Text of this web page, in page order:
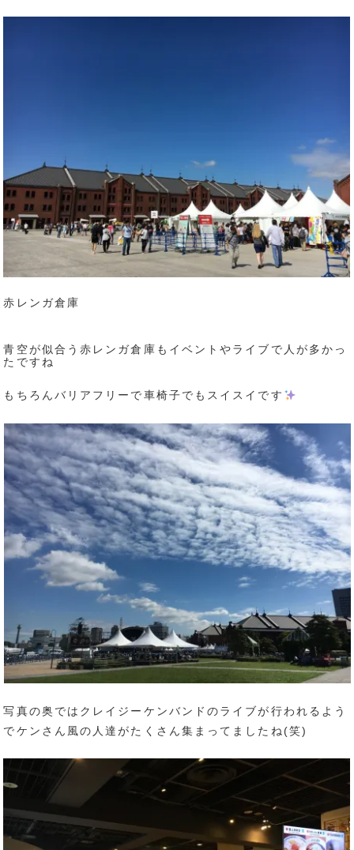
赤レンガ倉庫
青空が似合う赤レンガ倉庫もイベントやライブで人が多かっ
たですね
もちろんバリアフリーで車椅子でもスイスイです
写真の奥ではクレイジーケンバンドのライブが行われるよう
でケンさん風の人達がたくさん集まってましたね(笑)